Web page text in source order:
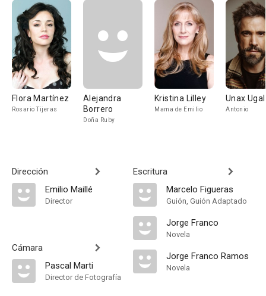
Flora Martínez
Rosario Tijeras
Alejandra
Borrero
Doña Ruby
Kristina Lilley
Mama de Emilio
Unax
Antonio
Dirección
Emilio Maillé
Director
Cámara
Pascal Marti
Director de Fotografía
Escritura
Marcelo Figueras
Guión, Guión Adaptado
Jorge Franco
Novela
Jorge Franco Ramos
Novela